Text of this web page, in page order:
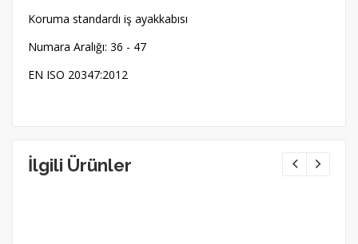
Koruma standardı iş ayakkabısı
Numara Aralığı: 36 - 47
EN ISO 20347:2012
İlgili Ürünler